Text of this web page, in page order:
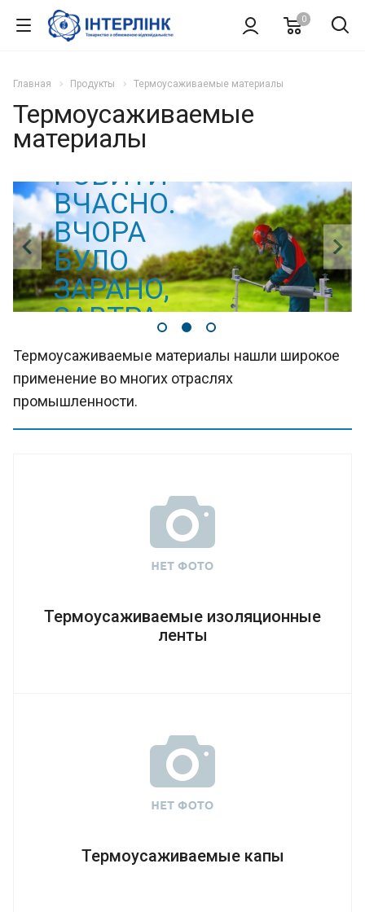
0
Главная Продукты Термоусаживаемые материалы
Термоусаживаемые
материалы
ВСЕ
ПОТРІБНО
РОБИТИ
ВЧАСНО.
ВЧОРА
БУЛО
ЗАРАНО,
ЗАВТРА -
БУДЕ
ПІЗНО
Термоусаживаемые материалы нашли широкое
применение во многих отраслях
промышленности.
Термоусаживаемые изоляционные
ленты
Термоусаживаемые капы